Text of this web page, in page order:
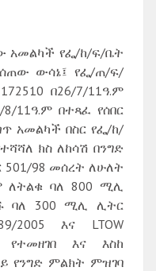
አመልካች የፌ/ከ/ፍ/ቤት
ውሳኔ፤ የፌ/ጠ/ፍ/
በ26/7/11ዓ.ም
11ዓ.ም በተጻፈ የሰበር
አመልካች በስር የፌ/ከ/
ክስ ለከሳሽ በንግድ
98 መሰረት ለሁለት
ለትልቁ ባለ 800 ሚሊ
ባለ 300 ሚሊ ሊትር
2005 እና LTOW
የተመዘገበ እና እስከ
የንግድ ምልክት ምዝገባ